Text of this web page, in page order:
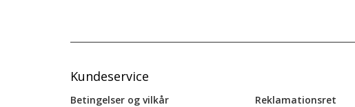
Kundeservice
Betingelser og vilkår
Reklamationsret